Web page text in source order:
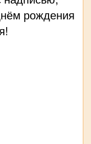
рождения